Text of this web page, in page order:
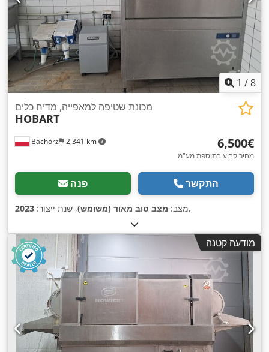
1 /8
Bachórz 2,341 km
מכונת שטיפה למאפייה, מדיח כלים
HOBART
‏6,500 ‏€
מחיר קבוע בתוספת מע"מ
פנה התקשר
מצב: מצב טוב מאוד (משומש), שנת ייצור: 2023 ,
מודעה קטנה